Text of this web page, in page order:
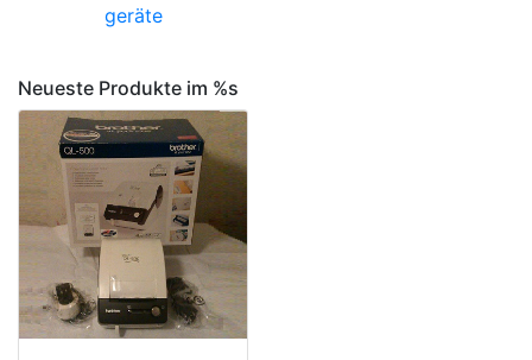
geräte
Neueste Produkte im %s